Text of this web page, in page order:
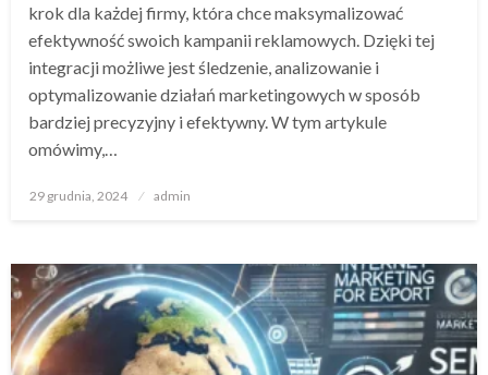
krok dla każdej firmy, która chce maksymalizować
efektywność swoich kampanii reklamowych. Dzięki tej
integracji możliwe jest śledzenie, analizowanie i
optymalizowanie działań marketingowych w sposób
bardziej precyzyjny i efektywny. W tym artykule
omówimy,…
Opublikowane
29 grudnia, 2024 admin